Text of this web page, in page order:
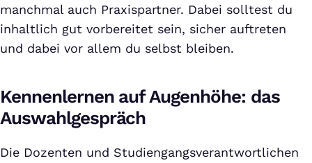
manchmal auch Praxispartner. Dabei solltest du
inhaltlich gut vorbereitet sein, sicher auftreten
und dabei vor allem du selbst bleiben.
Kennenlernen auf Augenhöhe: das
Auswahlgespräch
Die Dozenten und Studiengangsverantwortlichen